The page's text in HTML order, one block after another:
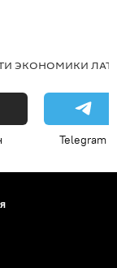
ЭКОНОМИКИ
Telegram